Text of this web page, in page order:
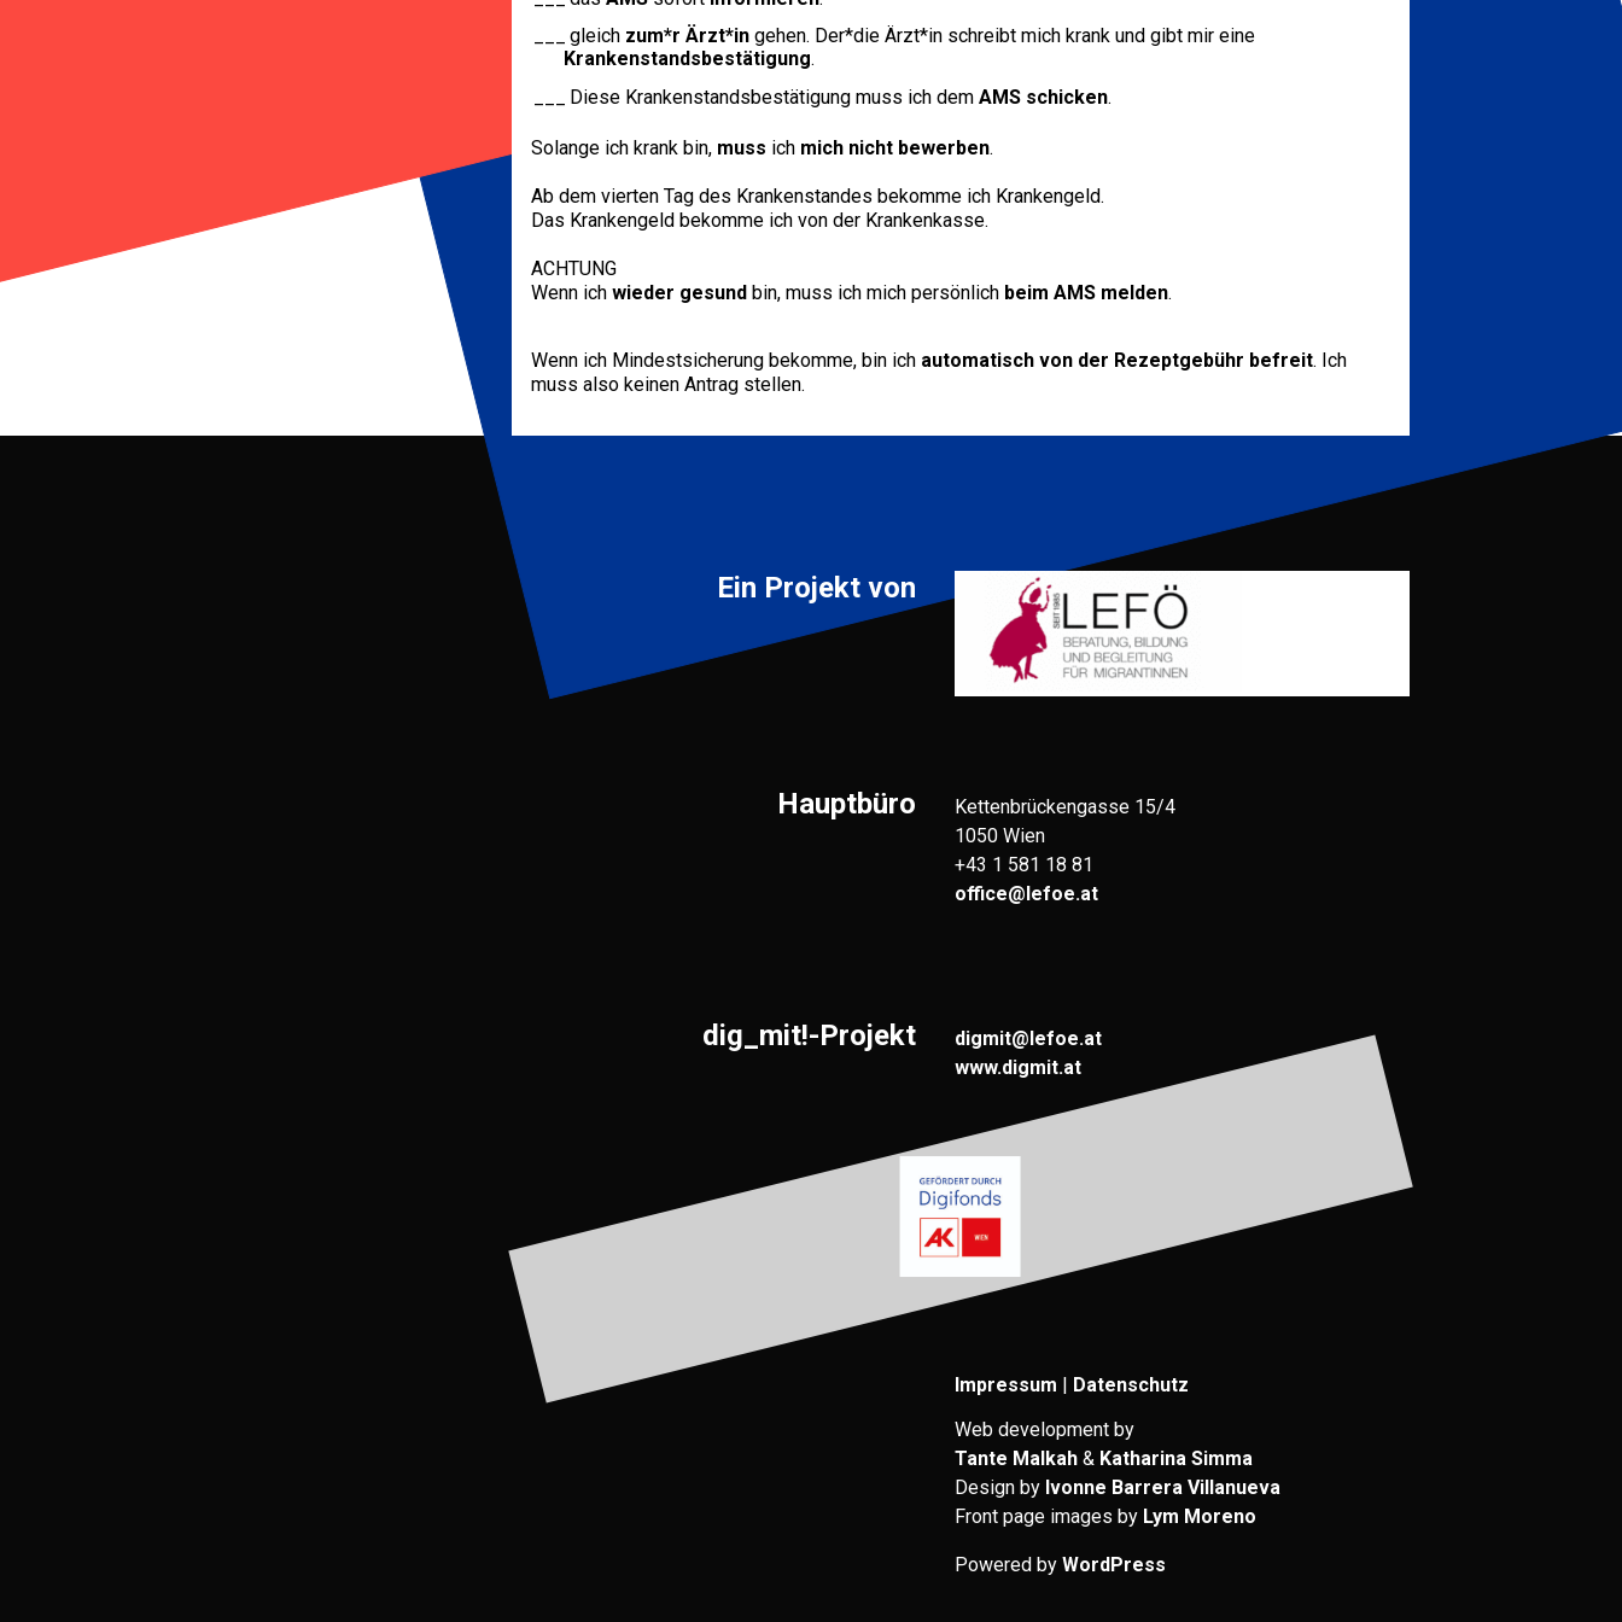
gleich zum*r Ärzt*ingehen. Der*die Ärzt*in schreibt mich krank und gibt mir eine
Krankenstandsbestätigung.
Diese Krankenstandsbestätigung muss ich dem AMS schicken.
Solange ich krank bin, muss ich mich nicht bewerben.
Ab dem vierten Tag des Krankenstandes bekomme ich Krankengeld.
Das Krankengeld bekomme ich von der Krankenkasse.
ACHTUNG
Wenn ich wieder gesund bin, muss ich mich persönlich beim AMS melden.
Wenn ich Mindestsicherung bekomme, bin ich automatisch von der Rezeptgebühr befreit. Ich
muss also keinen Antrag stellen.
Ein Projekt von
Hauptbüro
Kettenbrückengasse 15/4
1050 Wien
+43 1 581 18 81
office@lefoe.at
dig_mit!-Projekt
digmit@lefoe.at
www.digmit.at
Impressum | Datenschutz
Web development by
Tante Malkah& Katharina Simma
Design by Ivonne Barrera Villanueva
Front page images by Lym Moreno
Powered by WordPress